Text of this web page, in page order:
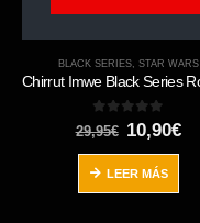
BLACK SERIES, STAR WARS
0out of 5
29,95€ El
precio
original
era:
29,95€.
10,90€El
LEER MÁS